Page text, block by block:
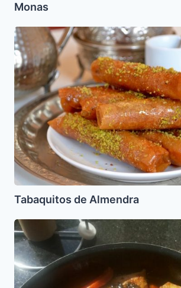
Monas
Tabaquitos
de
Almendra
Tabaquitos de Almendra
Atun
Cocho